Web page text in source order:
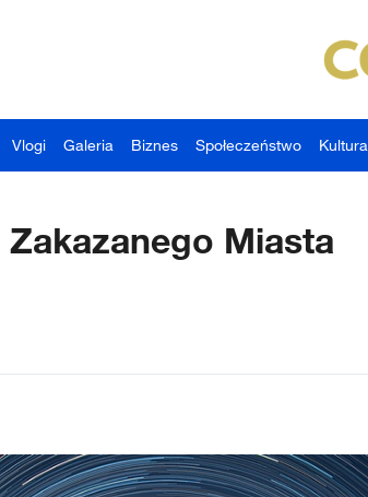
Vlogi Galeria Biznes Społeczeństwo Kultura
Miasta